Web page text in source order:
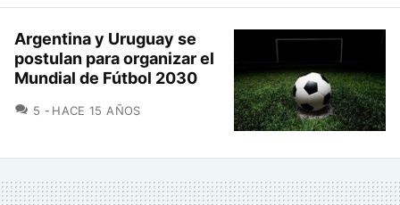
Argentina y Uruguay se
postulan para organizar el
Mundial de Fútbol 2030
5 COMENTARIOS
HACE 15 AÑOS